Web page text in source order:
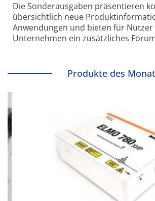
Die Sonder­ausgaben präsentieren
übersichtlich neue
Anwendungen und bieten für Nutzer
Unternehmen ein zusätzliches
Produkte des